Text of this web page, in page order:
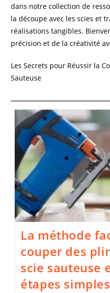
dans notre collection de
la découpe avec les scies et
réalisations tangibles.
précision et de la créativité
Les Secrets pour Réussir la
Sauteuse
La méthode
couper des
scie sauteuse
étapes simples